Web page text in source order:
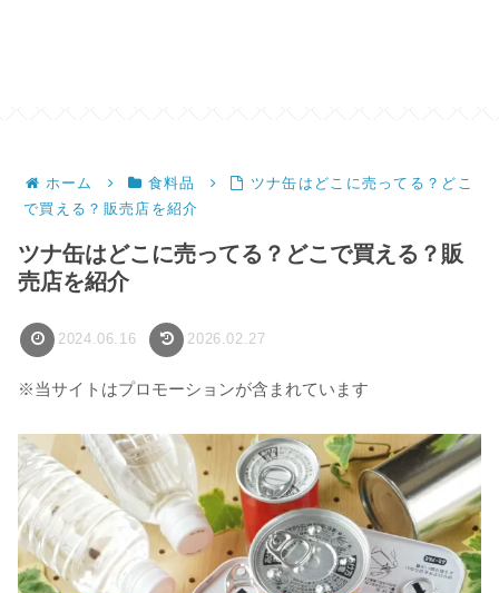
ホーム 食料品
ツナ缶はどこに売ってる？どこ
で買える？販売店を紹介
ツナ缶はどこに売ってる？どこで買える？販
売店を紹介
2024.06.16 2026.02.27
※当サイトはプロモーションが含まれています